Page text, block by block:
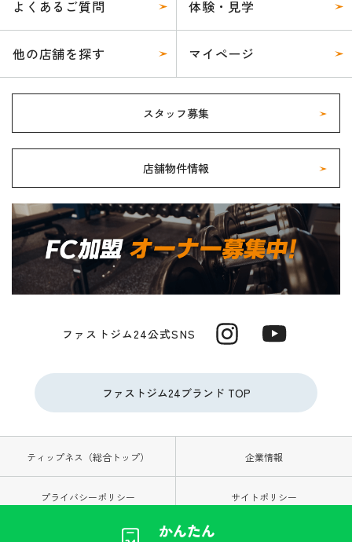
よくあるご質問 体験・見学
他の店舗を探す マイページ
スタッフ募集
店舗物件情報
ファストジム24公式SNS
ファストジム24ブランド TOP
ティップネス（総合トップ） 企業情報
プライバシーポリシー サイトポリシー
ソーシャルメディアポリシー かんたん